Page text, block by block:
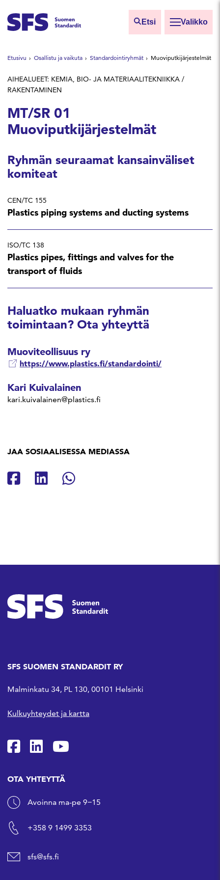
Etsi Valikko
Etsi sivuilta
Hae hakutermillä
Etusivu Osallistu ja vaikuta Standardointiryhmät Muoviputkijärjestelmät
AIHEALUEET: KEMIA, BIO- JA MATERIAALITEKNIIKKA /
RAKENTAMINEN
MT/SR 01
Muoviputkijärjestelmät
Ryhmän seuraamat kansainväliset
komiteat
CEN/TC 155
Plastics piping systems and ducting systems
ISO/TC 138
Plastics pipes, fittings and valves for the
transport of fluids
Haluatko mukaan ryhmän
toimintaan? Ota yhteyttä
Muoviteollisuus ry
https://www.plastics.fi/standardointi/
Kari Kuivalainen
kari.kuivalainen@plastics.fi
JAA SOSIAALISESSA MEDIASSA
Jaa Facebookissa
Jaa Linkedinissä
Jaa Whatsappissa
SFS SUOMEN STANDARDIT RY
Malminkatu 34, PL 130, 00101 Helsinki
Kulkuyhteydet ja kartta
SFS Facebookissa
SFS Linkedinissä
SFS Youtubessa
OTA YHTEYTTÄ
Avoinna ma-pe 9−15
+358 9 1499 3353
sfs@sfs.fi